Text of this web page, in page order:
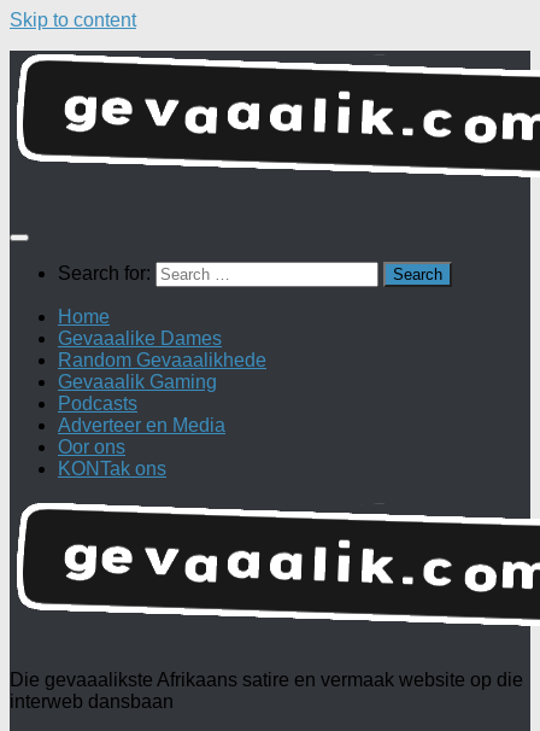
Skip to content
Search for:
Home
Gevaaalike Dames
Random Gevaaalikhede
Gevaaalik Gaming
Podcasts
Adverteer en Media
Oor ons
KONTak ons
Die gevaaalikste Afrikaans satire en vermaak website op die
interweb dansbaan